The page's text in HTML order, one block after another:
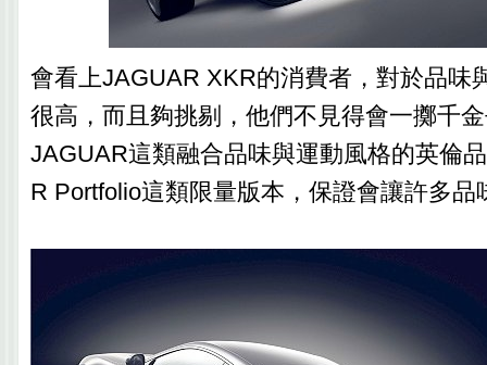
會看上JAGUAR XKR的消費者，對於品味
很高，而且夠挑剔，他們不見得會一擲千
JAGUAR這類融合品味與運動風格的英倫
R Portfolio這類限量版本，保證會讓許多品